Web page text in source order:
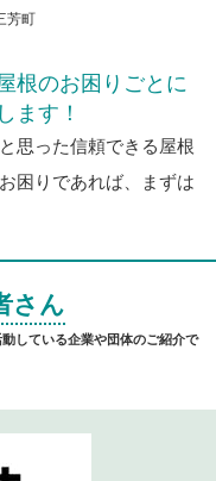
芳町
根のお困りごとに
ます！
思った信頼できる屋根
困りであれば、まずは
さん
している企業や団体のご紹介で